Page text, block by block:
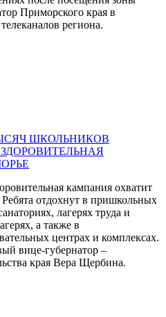
Приморского края в
региона.
ШКОЛЬНИКОВ
кампания охватит
отдохнут в пришкольных
лагерях труда и
а также в
центрах и комплексах.
вице-губернатор –
края Вера Щербина.